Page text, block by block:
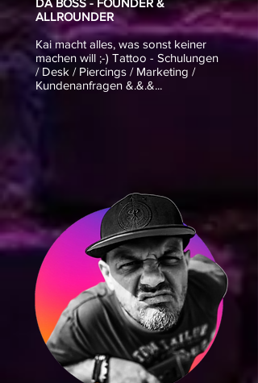
DA BOSS - FOUNDER &
ALLROUNDER
Kai macht alles, was sonst keiner
machen will ;-) Tattoo - Schulungen
/ Desk / Piercings / Marketing /
Kundenanfragen &.&.&...